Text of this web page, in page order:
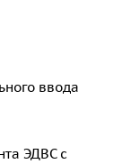
ввода
ЭДВС с